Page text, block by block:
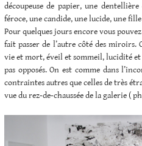
découpeuse de papier, une
féroce, une candide, une lucide, une
Pour quelques jours encore vous
fait passer de l’autre côté des
vie et mort, éveil et sommeil, lucidité
pas opposés. On est comme dans
contraintes autres que celles de très
vue du rez-de-chaussée de la galerie (